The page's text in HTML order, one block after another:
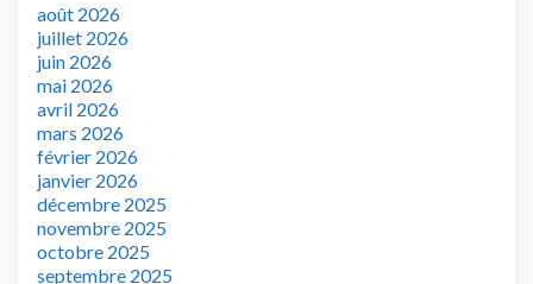
août 2026
juillet 2026
juin 2026
mai 2026
avril 2026
mars 2026
février 2026
janvier 2026
décembre 2025
novembre 2025
octobre 2025
septembre 2025